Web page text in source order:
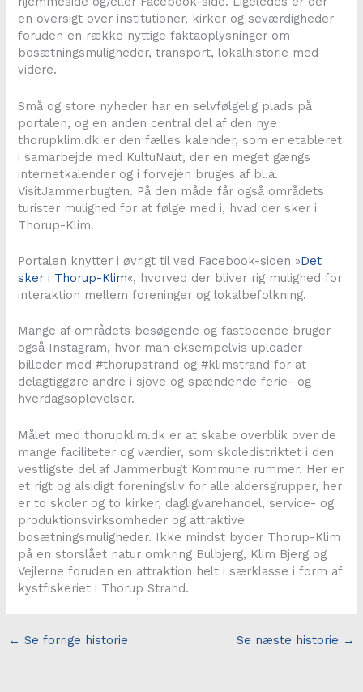
en oversigt over institutioner, kirker og seværdigheder
foruden en række nyttige faktaoplysninger om
bosætningsmuligheder, transport, lokalhistorie med
videre.
Små og store nyheder har en selvfølgelig plads på
portalen, og en anden central del af den nye
thorupklim.dk er den fælles kalender, som er etableret
i samarbejde med KultuNaut, der en meget gængs
internetkalender og i forvejen bruges af bl.a.
VisitJammerbugten. På den måde får også områdets
turister mulighed for at følge med i, hvad der sker i
Thorup-Klim.
Portalen knytter i øvrigt til ved Facebook-siden »Det
sker i Thorup-Klim«, hvorved der bliver rig mulighed for
interaktion mellem foreninger og lokalbefolkning.
Mange af områdets besøgende og fastboende bruger
også Instagram, hvor man eksempelvis uploader
billeder med #thorupstrand og #klimstrand for at
delagtiggøre andre i sjove og spændende ferie- og
hverdagsoplevelser.
Målet med thorupklim.dk er at skabe overblik over de
mange faciliteter og værdier, som skoledistriktet i den
vestligste del af Jammerbugt Kommune rummer. Her er
et rigt og alsidigt foreningsliv for alle aldersgrupper, her
er to skoler og to kirker, dagligvarehandel, service- og
produktionsvirksomheder og attraktive
bosætningsmuligheder. Ikke mindst byder Thorup-Klim
på en storslået natur omkring Bulbjerg, Klim Bjerg og
Vejlerne foruden en attraktion helt i særklasse i form af
kystfiskeriet i Thorup Strand.
← Se forrige historie Se næste historie →